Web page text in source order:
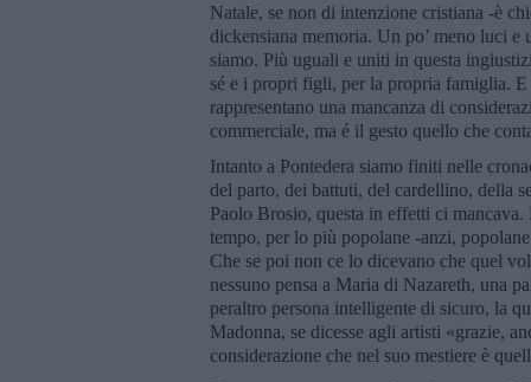
Natale, se non di intenzione cristiana -è
dickensiana memoria. Un po’ meno luci
siamo. Più uguali e uniti in questa
sé e i propri figli, per la propria famiglia.
rappresentano una mancanza di
commerciale, ma é il gesto quello che
Intanto a Pontedera siamo finiti nelle
del parto, dei battuti, del cardellino, della
Paolo Brosio, questa in effetti ci
tempo, per lo più popolane -anzi,
Che se poi non ce lo dicevano che quel
nessuno pensa a Maria di Nazareth, una
peraltro persona intelligente di sicuro, la
Madonna, se dicesse agli artisti «grazie,
considerazione che nel suo mestiere è